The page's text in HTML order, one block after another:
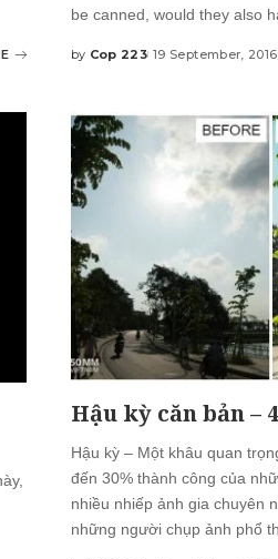
be canned, would they also
Posted
by Cop 223 19 September, 2016
Hậu kỳ căn bản –
Hậu kỳ – Một khâu quan
đến 30% thành công của
nhiều nhiếp ảnh gia chuyên
những người chụp ảnh phổ